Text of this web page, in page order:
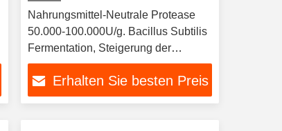
Nahrungsmittel-Neutrale Protease
50.000-100.000U/g. Bacillus Subtilis
Fermentation, Steigerung der
Ausbeute für Brauerei, Bäckerei,
Milcherei, Fleischverarbeitung.
ISO22000 Fabrik OEM ODM
Erhalten Sie besten Preis